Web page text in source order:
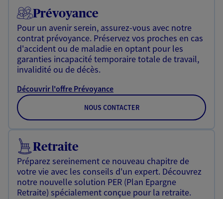
Prévoyance
Pour un avenir serein, assurez-vous avec notre
contrat prévoyance. Préservez vos proches en cas
d'accident ou de maladie en optant pour les
garanties incapacité temporaire totale de travail,
invalidité ou de décès.
Découvrir l'offre Prévoyance
NOUS CONTACTER
Retraite
Préparez sereinement ce nouveau chapitre de
votre vie avec les conseils d'un expert. Découvrez
notre nouvelle solution PER (Plan Epargne
Retraite) spécialement conçue pour la retraite.